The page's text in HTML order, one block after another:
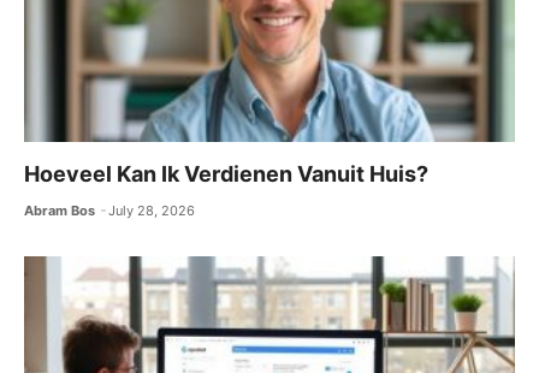
Hoeveel Kan Ik Verdienen Vanuit Huis?
Abram Bos July 28, 2026